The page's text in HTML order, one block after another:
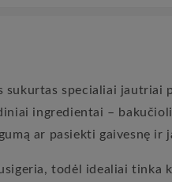
sukurtas specialiai
ingredientai –
ar pasiekti gaivesnę ir
todėl idealiai